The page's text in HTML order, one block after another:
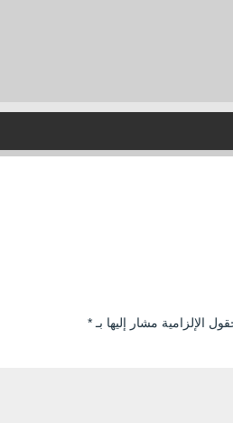
الإلزامية مشار إليها بـ *